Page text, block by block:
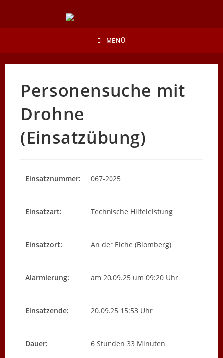
springen
MENÜ
Personensuche mit
Drohne
(Einsatzübung)
Einsatznummer: 067-2025
Einsatzart: Technische Hilfeleistung
Einsatzort: An der Eiche (Blomberg)
Alarmierung: am 20.09.25 um 09:20 Uhr
Einsatzende: 20.09.25 15:53 Uhr
Dauer: 6 Stunden 33 Minuten